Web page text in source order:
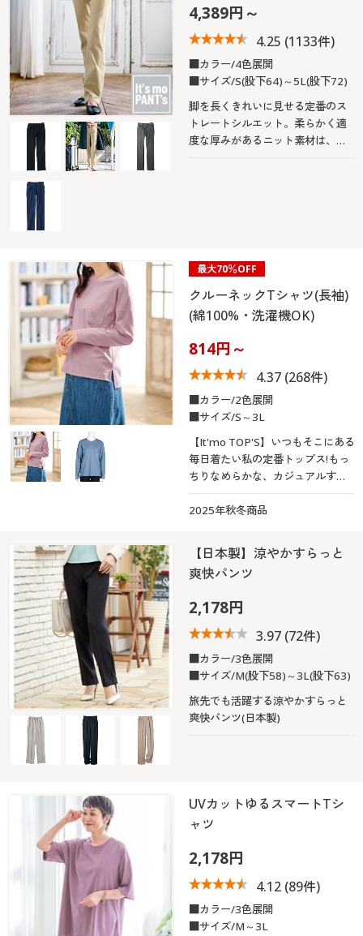
4,389円～
4.25 (1133件)
■カラー/4色展開
■サイズ/S(股下64)～5L(股下72)
脚を長くきれいに見せる定番のス
トレートシルエット。柔らかく適
度な厚みがあるニット素材は、脚
最大70％OFF
クルーネックTシャツ(長袖)
(綿100%・洗濯機OK)
814円～
4.37(268件)
■カラー/2色展開
■サイズ/S～3L
【It'mo TOP'S】いつもそこにある
毎日着たい私の定番トップス!もっ
ちりなめらかな、カジュアルすぎ
ない大人のTシャツ「もっちりT」
2025年秋冬商品
【日本製】涼やかすらっと
爽快パンツ
2,178円
3.97(72件)
■カラー/3色展開
■サイズ/M(股下58)～3L(股下63)
旅先でも活躍する涼やかすらっと
爽快パンツ(日本製)
UVカットゆるスマートTシ
ャツ
2,178円
4.12(89件)
■カラー/3色展開
■サイズ/M～3L